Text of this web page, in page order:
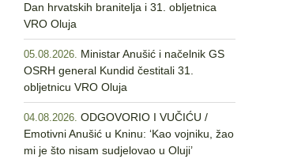
Dan hrvatskih branitelja i 31. obljetnica
VRO Oluja
05.08.2026. Ministar Anušić i načelnik GS
OSRH general Kundid čestitali 31.
obljetnicu VRO Oluja
04.08.2026. ODGOVORIO I VUČIĆU /
Emotivni Anušić u Kninu: ‘Kao vojniku, žao
mi je što nisam sudjelovao u Oluji’